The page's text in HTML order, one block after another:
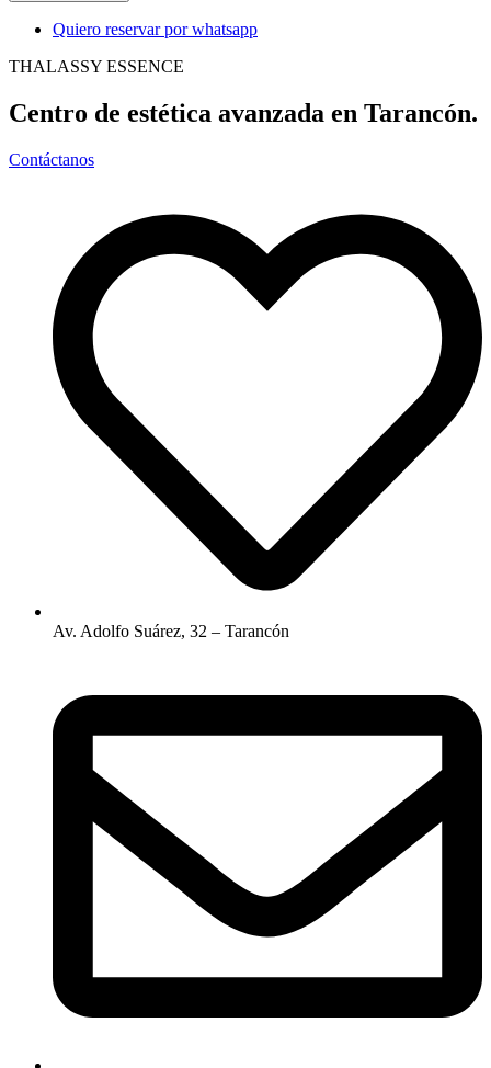
Quiero reservar por whatsapp
THALASSY ESSENCE
Centro de estética avanzada en Tarancón.
Contáctanos
Av. Adolfo Suárez, 32 – Tarancón